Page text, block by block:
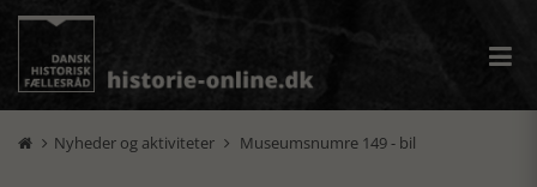
 Nyheder og aktiviteter  Museumsnumre 149 - bil